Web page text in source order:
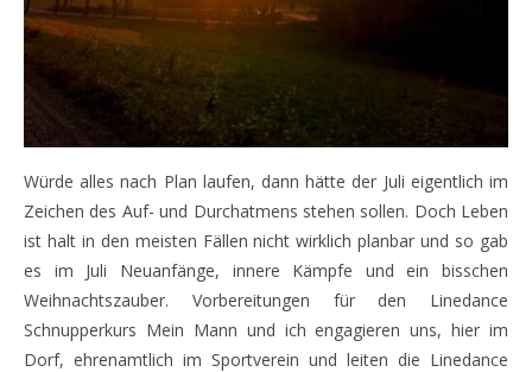
Würde alles nach Plan laufen, dann hätte der Juli eigentlich im
Zeichen des Auf- und Durchatmens stehen sollen. Doch Leben
ist halt in den meisten Fällen nicht wirklich planbar und so gab
es im Juli Neuanfänge, innere Kämpfe und ein bisschen
Weihnachtszauber. Vorbereitungen für den Linedance
Schnupperkurs Mein Mann und ich engagieren uns, hier im
Dorf, ehrenamtlich im Sportverein und leiten die Linedance